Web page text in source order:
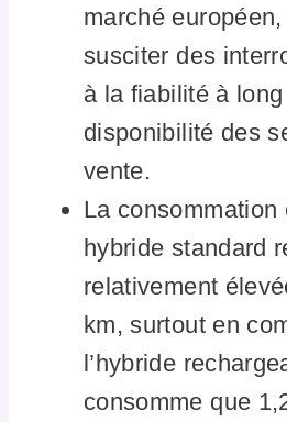
marché
susciter des
à la fiabilité à
disponibilité des
vente.
La consommation
hybride standard
relativement
km, surtout en
l’hybride
consomme que